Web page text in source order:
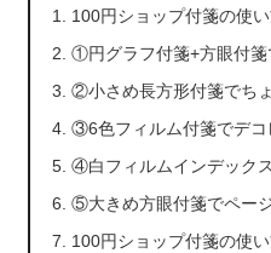
100円ショップ付箋の使
①円グラフ付箋+方眼付箋
②小さめ長方形付箋でち
③6色フィルム付箋でデコ
④白フィルムインデック
⑤大きめ方眼付箋でペー
100円ショップ付箋の使